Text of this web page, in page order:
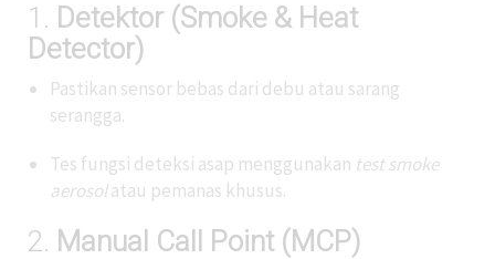
1. Detektor (Smoke & Heat
Detector)
Pastikan sensor bebas dari debu atau sarang
serangga.
Tes fungsi deteksi asap menggunakan test smoke
aerosolatau pemanas khusus.
2. Manual Call Point (MCP)